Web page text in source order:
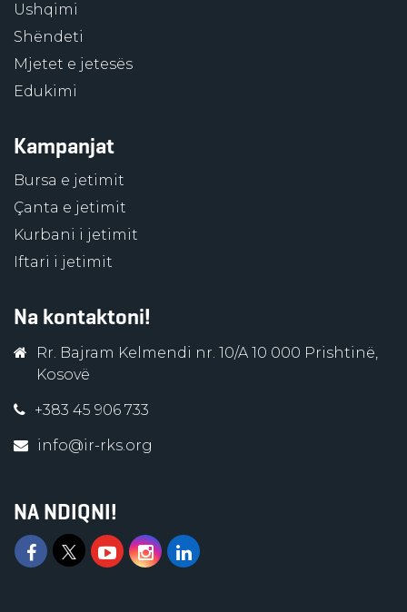
Ushqimi
Shëndeti
Mjetet e jetesës
Edukimi
Kampanjat
Bursa e jetimit
Çanta e jetimit
Kurbani i jetimit
Iftari i jetimit
Na kontaktoni!
Rr. Bajram Kelmendi nr. 10/A 10 000 Prishtinë,
Kosovë
+383 45 906 733
info@ir-rks.org
NA NDIQNI!